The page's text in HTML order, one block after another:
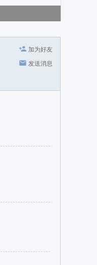
加为好友
发送消息